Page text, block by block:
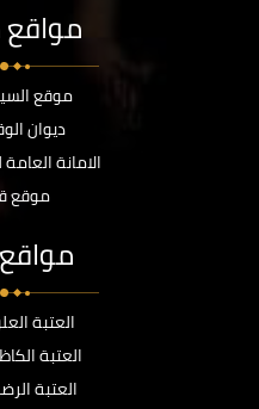
موقع
ديوان
الامانة
موقع
العتبة
العتبة
العتبة